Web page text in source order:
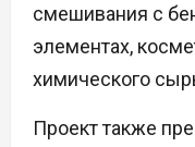
смешивания с
элементах,
химического
Проект также